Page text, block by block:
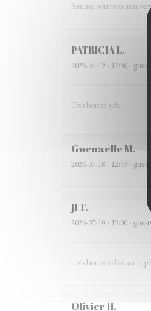
femme pour son
PATRICIAL
2026-07-19 - 12:30 - guests
Tres bonne sole
GwenaelleM
2026-07-18 - 12:45 - guests
jlT
2026-07-10 - 19:00 -
Très bonne table sur le
OlivierH